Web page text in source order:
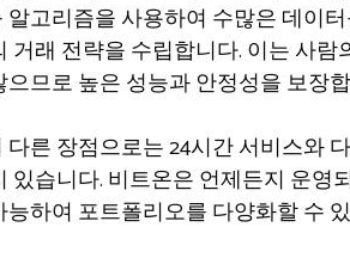
알고리즘을 사용하여 수많은 데이
거래 전략을 수립합니다. 이는 사람
으므로 높은 성능과 안정성을 보장
다른 장점으로는 24시간 서비스와
있습니다. 비트온은 언제든지 운영
능하여 포트폴리오를 다양화할 수